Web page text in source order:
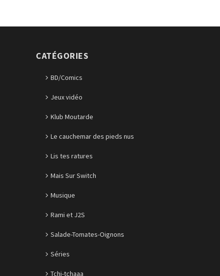
CATÉGORIES
BD/Comics
Jeux vidéo
Klub Moutarde
Le cauchemar des pieds nus
Lis tes ratures
Mais Sur Switch
Musique
Rami et J2S
Salade-Tomates-Oignons
Séries
Tchi-tchaaa